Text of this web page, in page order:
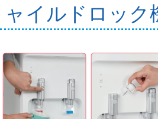
ャイルドロック